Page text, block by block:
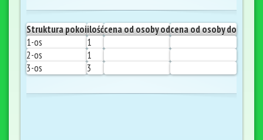
Struktura pokoiilośćcena od osoby odcena od osoby do
1-os
1
2-os
1
3-os
3